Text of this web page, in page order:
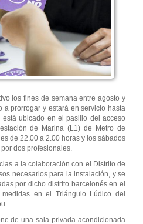
los fines de semana entre agosto y
a prorrogar y estará en servicio hasta
ubicado en el pasillo del acceso
de Marina (L1) de Metro de
de 22.00 a 2.00 horas y los sábados
dos profesionales.
a la colaboración con el Distrito de
necesarios para la instalación, y se
por dicho distrito barcelonés en el
en el Triángulo Lúdico del
de una sala privada acondicionada